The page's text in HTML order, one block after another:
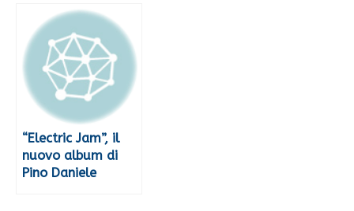
“Electric Jam”, il
nuovo album di
Pino Daniele